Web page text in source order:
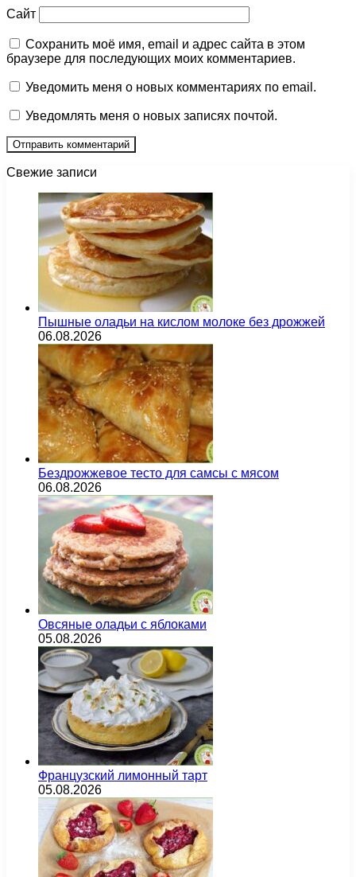
Сайт
Сохранить моё имя, email и адрес сайта в этом
браузере для последующих моих комментариев.
Уведомить меня о новых комментариях по email.
Уведомлять меня о новых записях почтой.
Свежие записи
Пышные оладьи на кислом молоке без дрожжей
06.08.2026
Бездрожжевое тесто для самсы с мясом
06.08.2026
Овсяные оладьи с яблоками
05.08.2026
Французский лимонный тарт
05.08.2026